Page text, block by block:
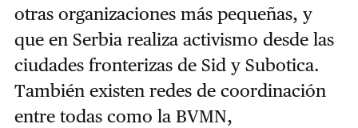
otras organizaciones más pequeñas, y
que en Serbia realiza activismo desde las
ciudades fronterizas de Sid y Subotica.
También existen redes de coordinación
entre todas como la BVMN,